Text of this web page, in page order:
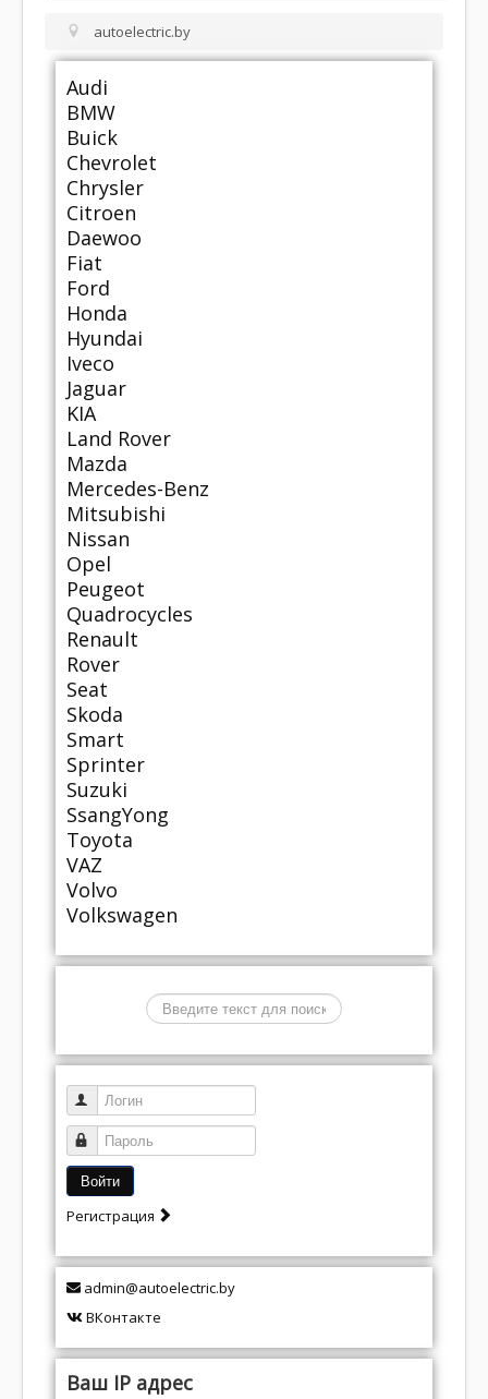
autoelectric.by
Audi
BMW
Buick
Chevrolet
Chrysler
Citroen
Daewoo
Fiat
Ford
Honda
Hyundai
Iveco
Jaguar
KIA
Land Rover
Mazda
Mercedes-Benz
Mitsubishi
Nissan
Opel
Peugeot
Quadrocycles
Renault
Rover
Seat
Skoda
Smart
Sprinter
Suzuki
SsangYong
Toyota
VAZ
Volvo
Volkswagen
Логин
Пароль
Войти
Регистрация
admin@autoelectric.by
ВКонтакте
Ваш IP адрес